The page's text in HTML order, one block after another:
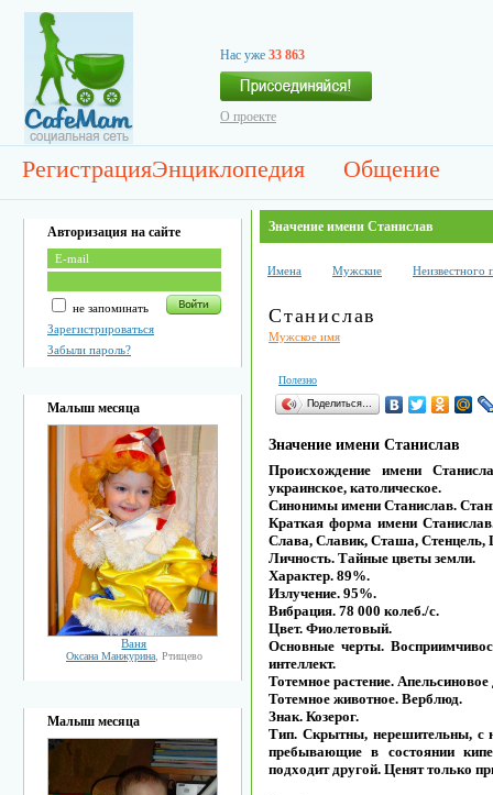
Нас уже 33 863
О проекте
РегистрацияЭнциклопедия Общение
Авторизация на сайте
не запоминать
Зарегистрироваться
Забыли пароль?
Малыш месяца
Ваня
Оксана Манжурина, Ртищево
Малыш месяца
Значение имени Станислав
Имена Мужские Неизвестного
Станислав
Мужское имя
Полезно
Поделиться…
Значение имени Станислав
Происхождение имени
украинское, католическое.
Синонимы имени Станислав.
Краткая форма имени
Слава, Славик, Сташа, Стенцель,
Личность. Тайные цветы земли.
Характер. 89%.
Излучение. 95%.
Вибрация. 78 000 колеб./с.
Цвет. Фиолетовый.
Основные черты.
интеллект.
Тотемное растение. Апельсиновое
Тотемное животное. Верблюд.
Знак. Козерог.
Тип. Скрытны, нерешительны, с
пребывающие в состоянии
подходит другой. Ценят только